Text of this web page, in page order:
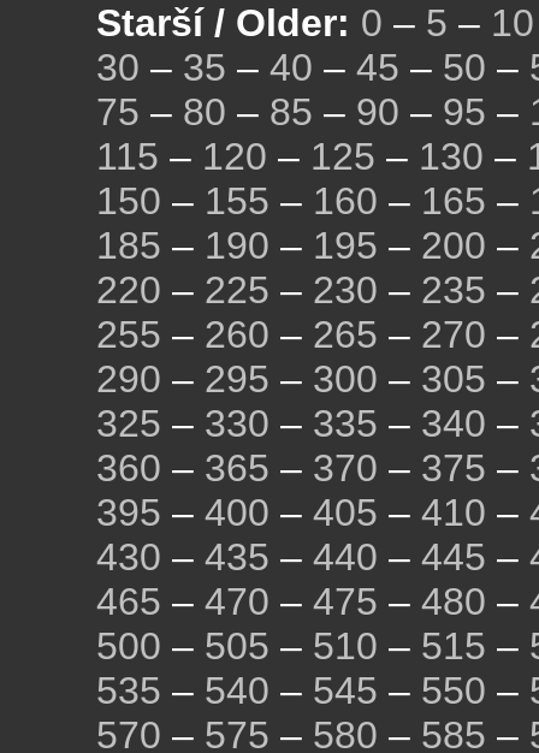
Starší / Older: 0 – 5 – 10
30 – 35 – 40 – 45 – 50 –
75 – 80 – 85 – 90 – 95 –
115 – 120 – 125 – 130 –
150 – 155 – 160 – 165 –
185 – 190 – 195 – 200 –
220 – 225 – 230 – 235 –
255 – 260 – 265 – 270 –
290 – 295 – 300 – 305 –
325 – 330 – 335 – 340 –
360 – 365 – 370 – 375 –
395 – 400 – 405 – 410 –
430 – 435 – 440 – 445 –
465 – 470 – 475 – 480 –
500 – 505 – 510 – 515 –
535 – 540 – 545 – 550 –
570 – 575 – 580 – 585 –